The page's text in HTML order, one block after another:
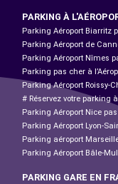
PARKING À
Parking Aéroport Biarritz
Parking Aéroport de
Parking Aéroport Nîmes
Parking pas cher à
Parking Aéroport Roissy-
# Réservez votre parking
Parking Aéroport Nice
Parking Aéroport Lyon-
Parking aéroport
Parking Aéroport Bâle-
PARKING GARE EN